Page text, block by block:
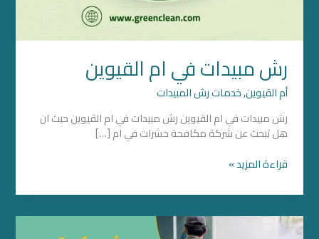
رش مبيدات في ام القيوين
أم القيوين,خدمات رش المبيدات
رش مبيدات في ام القيوين رش مبيدات في ام القيوين حيث ان
هل تبحث عن شركة مكافحة حشرات في ام […]
قراءة المزيد »
مكافحة